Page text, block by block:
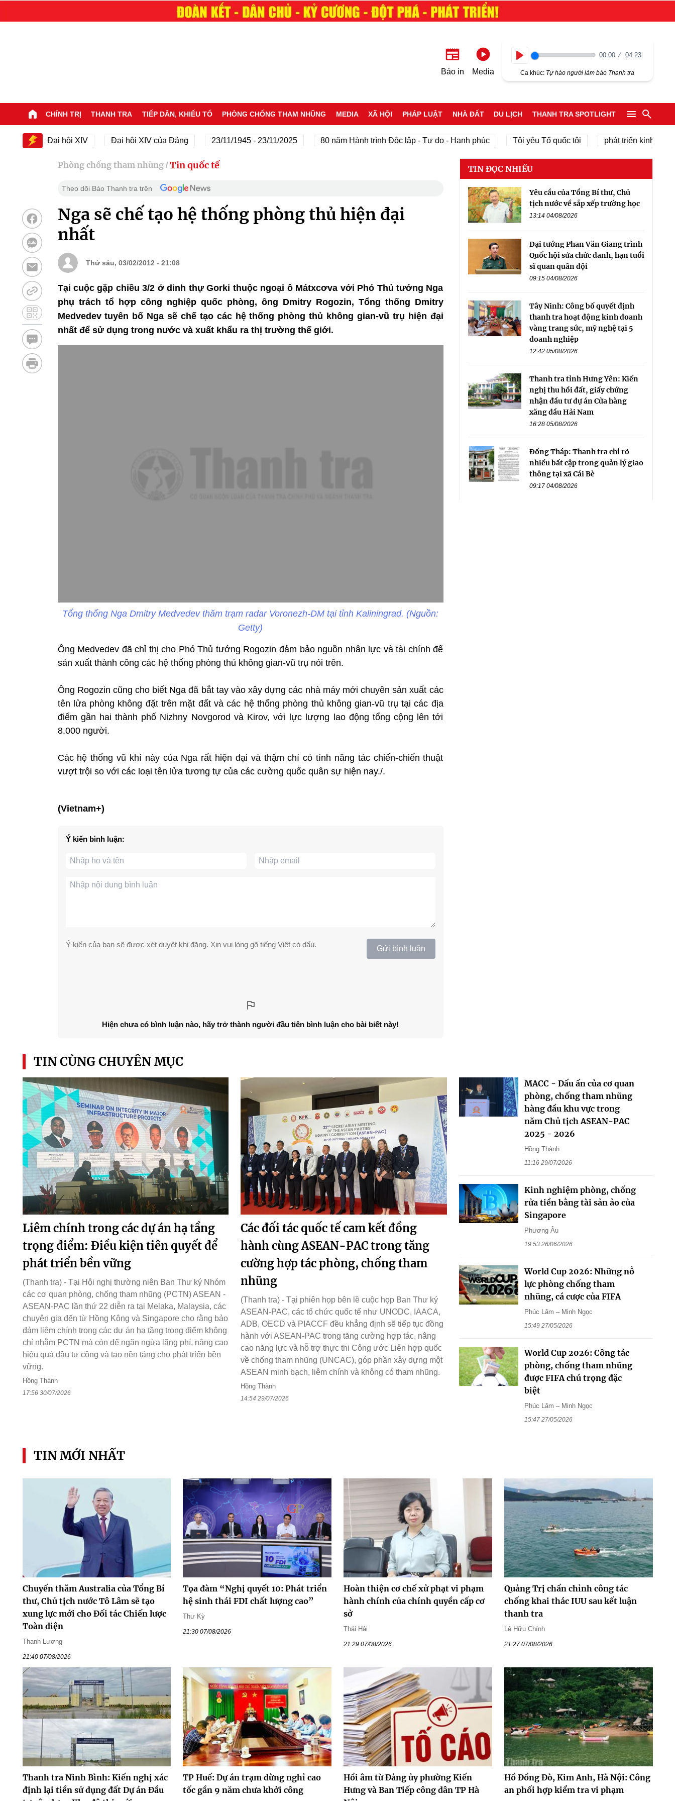
Báo in Media
00:00 04:23
Ca khúc: Tự hào người làm báo Thanh tra
CHÍNH TRỊ THANH TRA TIẾP DÂN, KHIẾU TỐ PHÒNG CHỐNG THAM NHŨNG MEDIA XÃ HỘI PHÁP LUẬT NHÀ ĐẤT DU LỊCH THANH TRA SPOTLIGHT
Đại hội XIV Đại hội XIV của Đảng 23/11/1945 - 23/11/2025 80 năm Hành trình Độc lập - Tự do - Hạnh phúc Tôi yêu Tổ quốc tôi phát triển kinh tế tư nhân
Phòng chống tham nhũng / Tin quốc tế
Theo dõi Báo Thanh tra trên
Nga sẽ chế tạo hệ thống phòng thủ hiện đại
nhất
Thứ sáu, 03/02/2012 - 21:08
Tại cuộc gặp chiều 3/2 ở dinh thự Gorki thuộc ngoại ô Mátxcơva với Phó Thủ tướng Nga
phụ trách tổ hợp công nghiệp quốc phòng, ông Dmitry Rogozin, Tổng thống Dmitry
Medvedev tuyên bố Nga sẽ chế tạo các hệ thống phòng thủ không gian-vũ trụ hiện đại
nhất để sử dụng trong nước và xuất khẩu ra thị trường thế giới.
Tổng thống Nga Dmitry Medvedev thăm trạm radar Voronezh-DM tại tỉnh Kaliningrad. (Nguồn:
Getty)
Ông Medvedev đã chỉ thị cho Phó Thủ tướng Rogozin đảm bảo nguồn nhân lực và tài chính để
sản xuất thành công các hệ thống phòng thủ không gian-vũ trụ nói trên.
Ông Rogozin cũng cho biết Nga đã bắt tay vào xây dựng các nhà máy mới chuyên sản xuất các
tên lửa phòng không đặt trên mặt đất và các hệ thống phòng thủ không gian-vũ trụ tại các địa
điểm gần hai thành phố Nizhny Novgorod và Kirov, với lực lượng lao động tổng cộng lên tới
8.000 người.
Các hệ thống vũ khí này của Nga rất hiện đại và thậm chí có tính năng tác chiến-chiến thuật
vượt trội so với các loại tên lửa tương tự của các cường quốc quân sự hiện nay./.
(Vietnam+)
Ý kiến bình luận:
Ý kiến của bạn sẽ được xét duyệt khi đăng. Xin vui lòng gõ tiếng Việt có dấu. Gửi bình luận
Hiện chưa có bình luận nào, hãy trở thành người đầu tiên bình luận cho bài biết này!
TIN ĐỌC NHIỀU
Yêu cầu của Tổng Bí thư, Chủ
tịch nước về sắp xếp trường học
13:14 04/08/2026
Đại tướng Phan Văn Giang trình
Quốc hội sửa chức danh, hạn tuổi
sĩ quan quân đội
09:15 04/08/2026
Tây Ninh: Công bố quyết định
thanh tra hoạt động kinh doanh
vàng trang sức, mỹ nghệ tại 5
doanh nghiệp
12:42 05/08/2026
Thanh tra tỉnh Hưng Yên: Kiến
nghị thu hồi đất, giấy chứng
nhận đầu tư dự án Cửa hàng
xăng dầu Hải Nam
16:28 05/08/2026
Đồng Tháp: Thanh tra chỉ rõ
nhiều bất cập trong quản lý giao
thông tại xã Cái Bè
09:17 04/08/2026
TIN CÙNG CHUYÊN MỤC
Liêm chính trong các dự án hạ tầng
trọng điểm: Điều kiện tiên quyết để
phát triển bền vững
(Thanh tra) - Tại Hội nghị thường niên Ban Thư ký Nhóm
các cơ quan phòng, chống tham nhũng (PCTN) ASEAN -
ASEAN-PAC lần thứ 22 diễn ra tại Melaka, Malaysia, các
chuyên gia đến từ Hồng Kông và Singapore cho rằng bảo
đảm liêm chính trong các dự án hạ tầng trọng điểm không
chỉ nhằm PCTN mà còn để ngăn ngừa lãng phí, nâng cao
hiệu quả đầu tư công và tạo nền tảng cho phát triển bền
vững.
Hồng Thành
17:56 30/07/2026
Các đối tác quốc tế cam kết đồng
hành cùng ASEAN-PAC trong tăng
cường hợp tác phòng, chống tham
nhũng
(Thanh tra) - Tại phiên họp bên lề cuộc họp Ban Thư ký
ASEAN-PAC, các tổ chức quốc tế như UNODC, IAACA,
ADB, OECD và PIACCF đều khẳng định sẽ tiếp tục đồng
hành với ASEAN-PAC trong tăng cường hợp tác, nâng
cao năng lực và hỗ trợ thực thi Công ước Liên hợp quốc
về chống tham nhũng (UNCAC), góp phần xây dựng một
ASEAN minh bạch, liêm chính và không có tham nhũng.
Hồng Thành
14:54 29/07/2026
MACC - Dấu ấn của cơ quan
phòng, chống tham nhũng
hàng đầu khu vực trong
năm Chủ tịch ASEAN-PAC
2025 - 2026
Hồng Thành
11:16 29/07/2026
Kinh nghiệm phòng, chống
rửa tiền bằng tài sản ảo của
Singapore
Phương Âu
19:53 26/06/2026
World Cup 2026: Những nỗ
lực phòng chống tham
nhũng, cá cược của FIFA
Phúc Lâm – Minh Ngọc
15:49 27/05/2026
World Cup 2026: Công tác
phòng, chống tham nhũng
được FIFA chú trọng đặc
biệt
Phúc Lâm – Minh Ngọc
15:47 27/05/2026
TIN MỚI NHẤT
Chuyến thăm Australia của Tổng Bí
thư, Chủ tịch nước Tô Lâm sẽ tạo
xung lực mới cho Đối tác Chiến lược
Toàn diện
Thanh Lương
21:40 07/08/2026
Tọa đàm “Nghị quyết 10: Phát triển
hệ sinh thái FDI chất lượng cao”
Thư Kỳ
21:30 07/08/2026
Hoàn thiện cơ chế xử phạt vi phạm
hành chính của chính quyền cấp cơ
sở
Thái Hải
21:29 07/08/2026
Quảng Trị chấn chỉnh công tác
chống khai thác IUU sau kết luận
thanh tra
Lê Hữu Chính
21:27 07/08/2026
Thanh tra Ninh Bình: Kiến nghị xác
định lại tiền sử dụng đất Dự án Đầu
TP Huế: Dự án trạm dừng nghỉ cao
tốc gần 9 năm chưa khởi công
Hồi âm từ Đảng ủy phường Kiến
Hưng và Ban Tiếp công dân TP Hà
Hồ Đồng Đò, Kim Anh, Hà Nội: Công
an phối hợp kiểm tra vi phạm